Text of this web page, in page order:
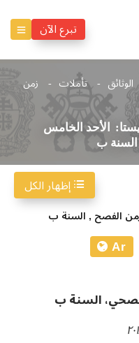
تبرع الآن
الوثائق تأملات
زمن
الأحد الخامس
ب
الفصح , السنة ب
Ar
السنة ب
إظهار الكل